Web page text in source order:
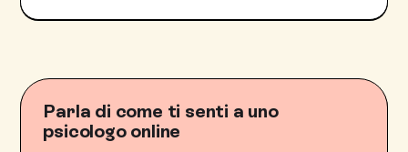
Parla di come ti senti a uno
psicologo online